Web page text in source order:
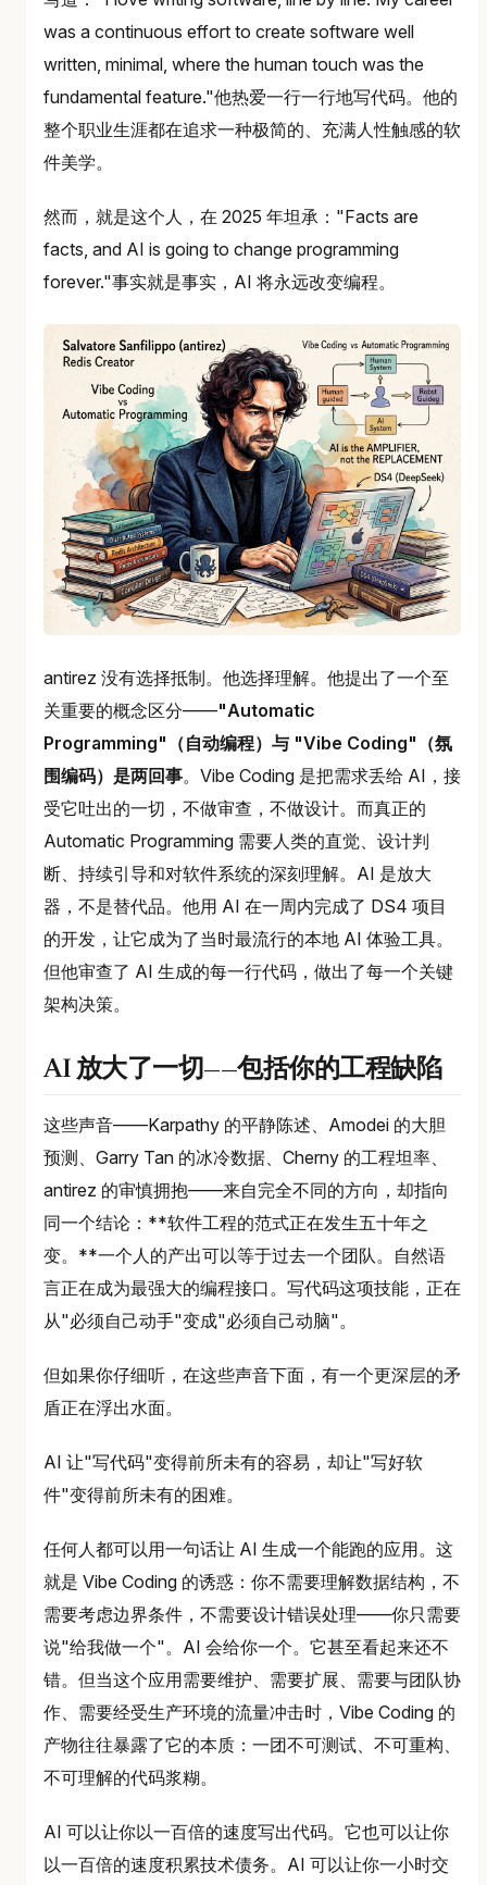
was a continuous effort to create software well
written, minimal, where the human touch was the
fundamental feature."他热爱一行一行地写代码。他的
整个职业生涯都在追求一种极简的、充满人性触感的软
件美学。
然而，就是这个人，在 2025 年坦承："Facts are
facts, and AI is going to change programming
forever."事实就是事实，AI 将永远改变编程。
antirez 没有选择抵制。他选择理解。他提出了一个至
关重要的概念区分——"Automatic
Programming"（自动编程）与 "Vibe Coding"（氛
围编码）是两回事。Vibe Coding 是把需求丢给 AI，接
受它吐出的一切，不做审查，不做设计。而真正的
Automatic Programming 需要人类的直觉、设计判
断、持续引导和对软件系统的深刻理解。AI 是放大
器，不是替代品。他用 AI 在一周内完成了 DS4 项目
的开发，让它成为了当时最流行的本地 AI 体验工具。
但他审查了 AI 生成的每一行代码，做出了每一个关键
架构决策。
AI 放大了一切——包括你的工程缺陷
这些声音——Karpathy 的平静陈述、Amodei 的大胆
预测、Garry Tan 的冰冷数据、Cherny 的工程坦率、
antirez 的审慎拥抱——来自完全不同的方向，却指向
同一个结论：**软件工程的范式正在发生五十年之
变。**一个人的产出可以等于过去一个团队。自然语
言正在成为最强大的编程接口。写代码这项技能，正在
从"必须自己动手"变成"必须自己动脑"。
但如果你仔细听，在这些声音下面，有一个更深层的矛
盾正在浮出水面。
AI 让"写代码"变得前所未有的容易，却让"写好软
件"变得前所未有的困难。
任何人都可以用一句话让 AI 生成一个能跑的应用。这
就是 Vibe Coding 的诱惑：你不需要理解数据结构，不
需要考虑边界条件，不需要设计错误处理——你只需要
说"给我做一个"。AI 会给你一个。它甚至看起来还不
错。但当这个应用需要维护、需要扩展、需要与团队协
作、需要经受生产环境的流量冲击时，Vibe Coding 的
产物往往暴露了它的本质：一团不可测试、不可重构、
不可理解的代码浆糊。
AI 可以让你以一百倍的速度写出代码。它也可以让你
以一百倍的速度积累技术债务。AI 可以让你一小时交